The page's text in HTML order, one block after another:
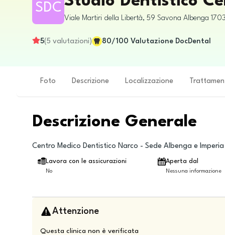
SDC
Viale Martiri della Libertà, 59 Savona Albenga
5(5 valutazioni) 80/100 Valutazione DocDental
Foto Descrizione Localizzazione
Descrizione Generale
Centro Medico Dentistico Narco - Sede Albenga e
Lavora con le assicurazioni
No
Aperta dal
Nessuna informazione
Attenzione
Questa clinica non è verificata